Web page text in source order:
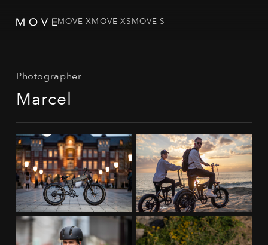
MOVE XMOVE XSMOVE S
Photographer
Marcel